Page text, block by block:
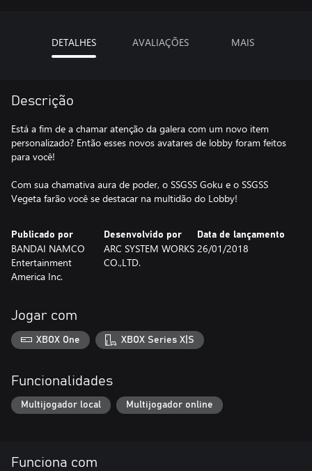
DETALHES AVALIAÇÕES MAIS
Descrição
Está a fim de a chamar atenção da galera com um novo item
personalizado? Então esses novos avatares de lobby foram feitos
para você!
Com sua chamativa aura de poder, o SSGSS Goku e o SSGSS
Vegeta farão você se destacar na multidão do Lobby!
Publicado por
BANDAI NAMCO
Entertainment
America Inc.
Desenvolvido por
ARC SYSTEM WORKS
CO.,LTD.
Data de lançamento
26/01/2018
Jogar com
XBOX One XBOX Series X|S
Funcionalidades
Multijogador local Multijogador online
Funciona com